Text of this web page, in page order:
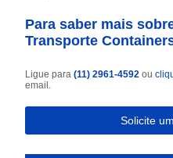
Para saber mais
Transporte
Ligue para(11) 2961-4592ou
email.
Solicite